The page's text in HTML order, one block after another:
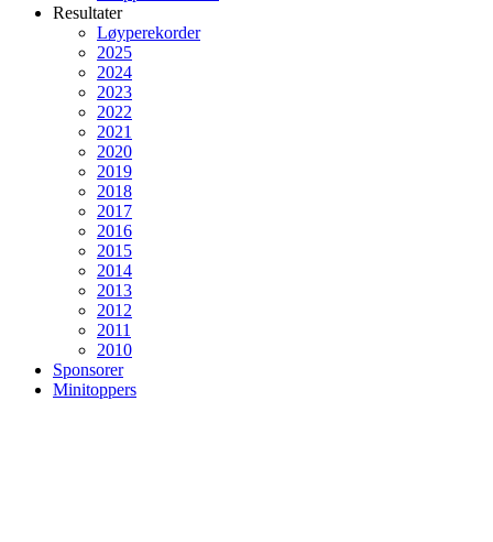
Resultater
Løyperekorder
2025
2024
2023
2022
2021
2020
2019
2018
2017
2016
2015
2014
2013
2012
2011
2010
Sponsorer
Minitoppers